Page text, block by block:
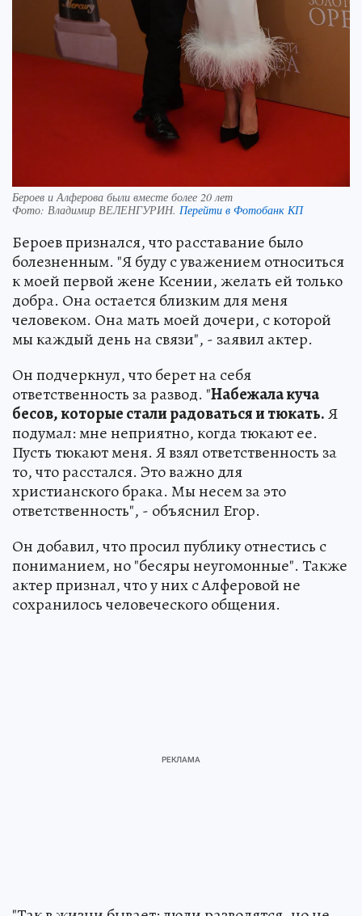
Бероев и Алферова были вместе более 20 лет
Фото: Владимир ВЕЛЕНГУРИН. Перейти в Фотобанк КП
Бероев признался, что расставание было
болезненным. "Я буду с уважением относиться
к моей первой жене Ксении, желать ей только
добра. Она остается близким для меня
человеком. Она мать моей дочери, с которой
мы каждый день на связи", - заявил актер.
Он подчеркнул, что берет на себя
ответственность за развод. "Набежала куча
бесов, которые стали радоваться и тюкать.Я
подумал: мне неприятно, когда тюкают ее.
Пусть тюкают меня. Я взял ответственность за
то, что расстался. Это важно для
христианского брака. Мы несем за это
ответственность", - объяснил Егор.
Он добавил, что просил публику отнестись с
пониманием, но "бесяры неугомонные". Также
актер признал, что у них с Алферовой не
сохранилось человеческого общения.